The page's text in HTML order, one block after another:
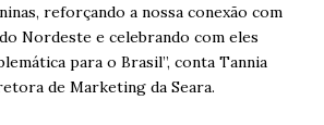
reforçando a nossa conexão com
Nordeste e celebrando com eles
para o Brasil”, conta Tannia
de Marketing da Seara.